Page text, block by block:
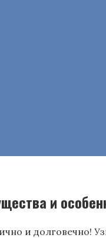
и
и долговечно!